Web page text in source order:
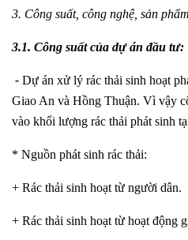
3. Công suất, công nghệ, sản
3.1. Công suất của dự án đầu tư:
- Dự án xử lý rác thải sinh hoạt
Giao An và Hồng Thuận. Vì vậy
vào khối lượng rác thải phát sinh
* Nguồn phát sinh rác thải:
+ Rác thải sinh hoạt từ người dân.
+ Rác thải sinh hoạt từ hoạt động